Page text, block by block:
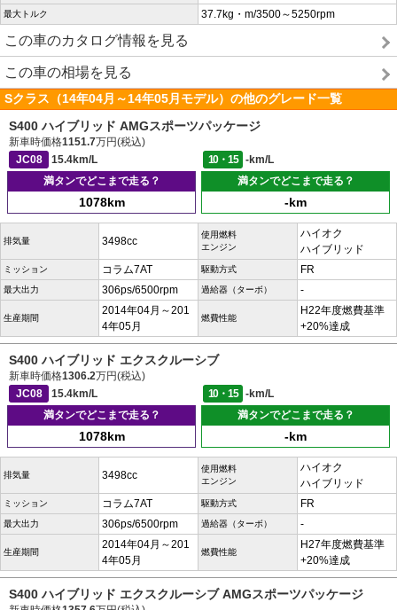
最大トルク 37.7kg・m/3500～5250rpm
この車のカタログ情報を見る
この車の相場を見る
Sクラス（14年04月～14年05月モデル）の他のグレード一覧
S400 ハイブリッド AMGスポーツパッケージ
新車時価格1151.7万円(税込)
JC08
15.4km/L 10・15
-km/L
満タンでどこまで走る？
1078km
満タンでどこまで走る？
-km
排気量 3498cc
使用燃料
エンジン
ハイオク
ハイブリッド
ミッション コラム7AT 駆動方式 FR
最大出力 306ps/6500rpm 過給器（ターボ） -
生産期間
2014年04月～201
4年05月
燃費性能
H22年度燃費基準
+20%達成
S400 ハイブリッド エクスクルーシブ
新車時価格1306.2万円(税込)
JC08
15.4km/L 10・15
-km/L
満タンでどこまで走る？
1078km
満タンでどこまで走る？
-km
排気量 3498cc
使用燃料
エンジン
ハイオク
ハイブリッド
ミッション コラム7AT 駆動方式 FR
最大出力 306ps/6500rpm 過給器（ターボ） -
生産期間
2014年04月～201
4年05月
燃費性能
H27年度燃費基準
+20%達成
S400 ハイブリッド エクスクルーシブ AMGスポーツパッケージ